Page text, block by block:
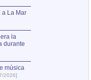
a La Mar
la
durante
música
2026]